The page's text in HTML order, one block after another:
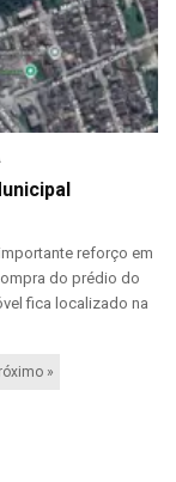
reforço em
do prédio do
fica localizado na
»